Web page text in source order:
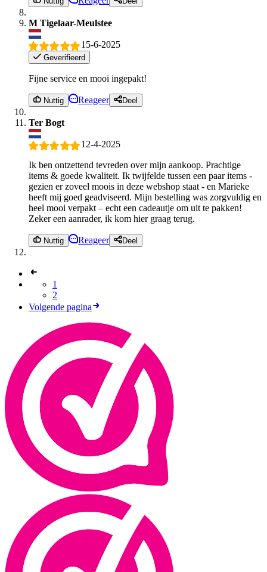
M Tigelaar-Meulstee
15-6-2025
Geverifieerd
Fijne service en mooi ingepakt!
Nuttig Reageer Deel
Ter Bogt
12-4-2025
Ik ben ontzettend tevreden over mijn aankoop. Prachtige
items & goede kwaliteit. Ik twijfelde tussen een paar items -
gezien er zoveel moois in deze webshop staat - en Marieke
heeft mij goed geadviseerd. Mijn bestelling was zorgvuldig en
heel mooi verpakt – echt een cadeautje om uit te pakken!
Zeker een aanrader, ik kom hier graag terug.
Nuttig Reageer Deel
1
2
Volgende pagina